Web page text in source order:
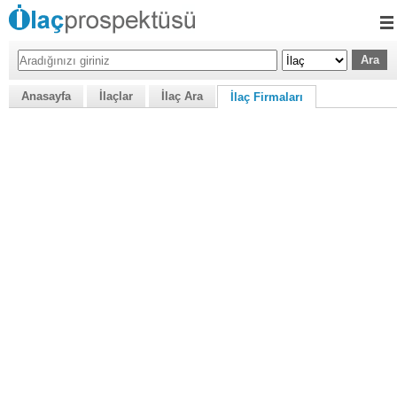
Anasayfa İlaçlar İlaç Ara İlaç Firmaları